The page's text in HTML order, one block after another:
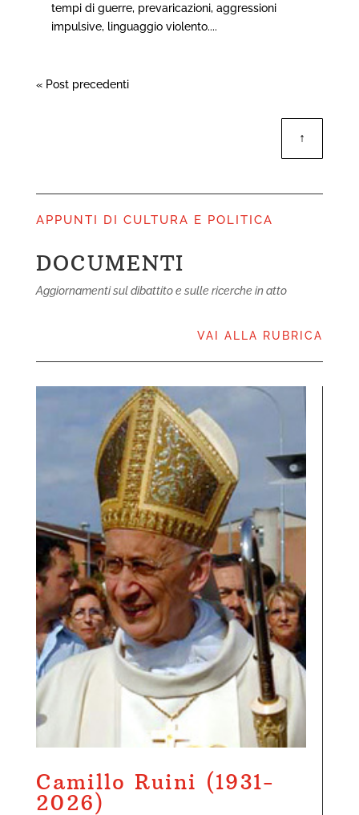
tempi di guerre, prevaricazioni, aggressioni
impulsive, linguaggio violento....
« Post precedenti
↑
APPUNTI DI CULTURA E POLITICA
DOCUMENTI
Aggiornamenti sul dibattito e sulle ricerche in atto
VAI ALLA RUBRICA
Camillo Ruini (1931-
2026)